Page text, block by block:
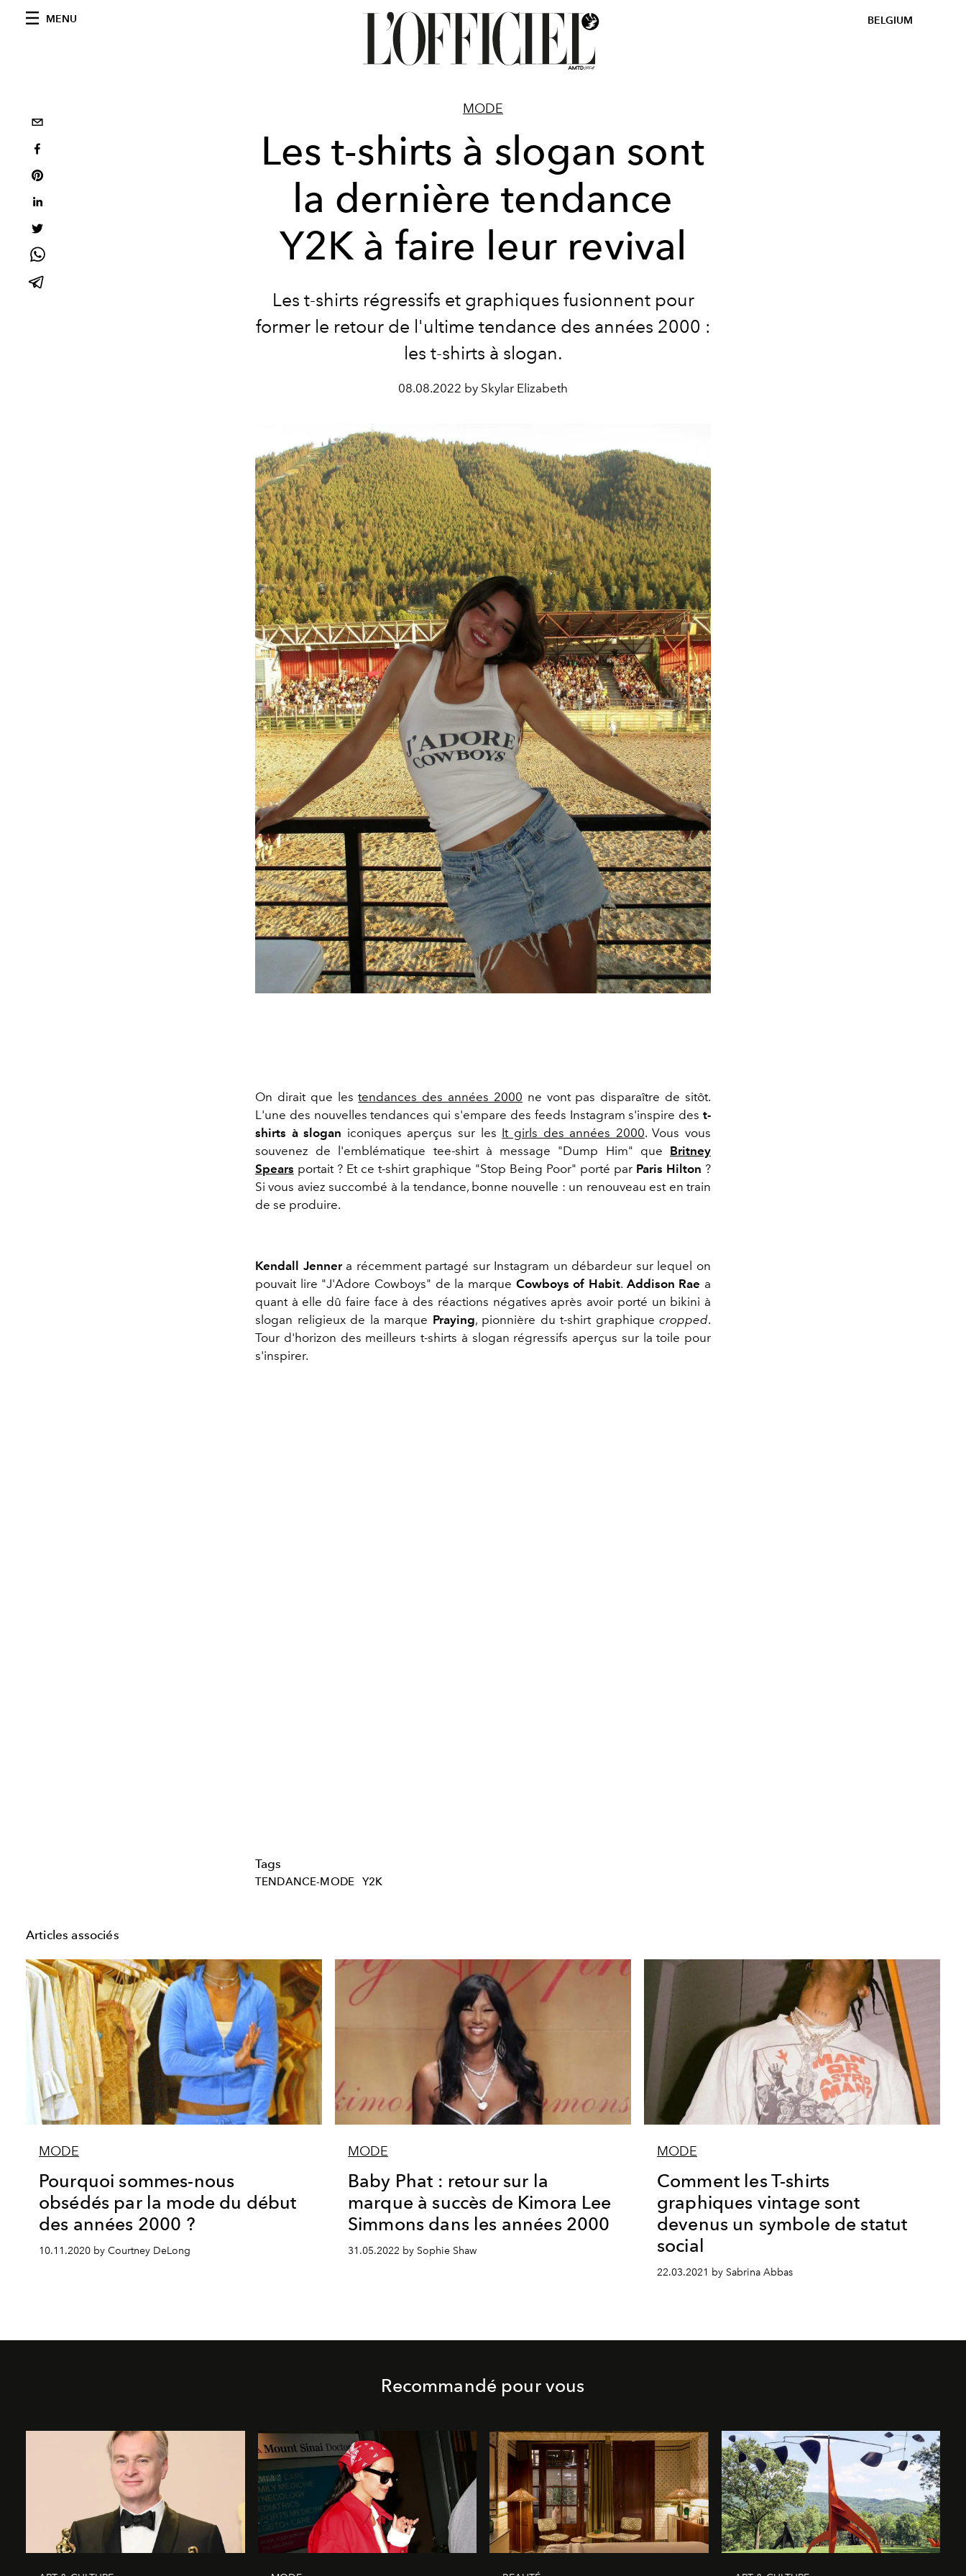
MENU BELGIUM
MODE
Les t-shirts à slogan sont
la dernière tendance
Y2K à faire leur revival
Les t-shirts régressifs et graphiques fusionnent pour
former le retour de l'ultime tendance des années 2000 :
les t-shirts à slogan.
08.08.2022 by Skylar Elizabeth
On dirait que lestendances des années 2000 ne vont pas disparaître de sitôt.
L'une des nouvelles tendances qui s'empare des feeds Instagram s'inspire des t-
shirts à slogan iconiques aperçus sur les It girls des années 2000. Vous vous
souvenez de l'emblématique tee-shirt à message "Dump Him" que Britney
Spears portait ? Et ce t-shirt graphique "Stop Being Poor" porté par Paris Hilton ?
Si vous aviez succombé à la tendance, bonne nouvelle : un renouveau est en train
de se produire.
Kendall Jenner a récemment partagé sur Instagram un débardeur sur lequel on
pouvait lire "J'Adore Cowboys" de la marque Cowboys of Habit. Addison Rae a
quant à elle dû faire face à des réactions négatives après avoir porté un bikini à
slogan religieux de la marque Praying, pionnière du t-shirt graphique cropped.
Tour d'horizon des meilleurs t-shirts à slogan régressifs aperçus sur la toile pour
s'inspirer.
Tags
TENDANCE-MODE Y2K
Articles associés
MODE
Pourquoi sommes-nous
obsédés par la mode du début
des années 2000 ?
10.11.2020 by Courtney DeLong
MODE
Baby Phat : retour sur la
marque à succès de Kimora Lee
Simmons dans les années 2000
31.05.2022 by Sophie Shaw
MODE
Comment les T-shirts
graphiques vintage sont
devenus un symbole de statut
social
22.03.2021 by Sabrina Abbas
Recommandé pour vous